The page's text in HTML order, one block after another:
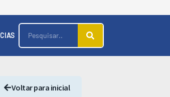
Voltar para inicial